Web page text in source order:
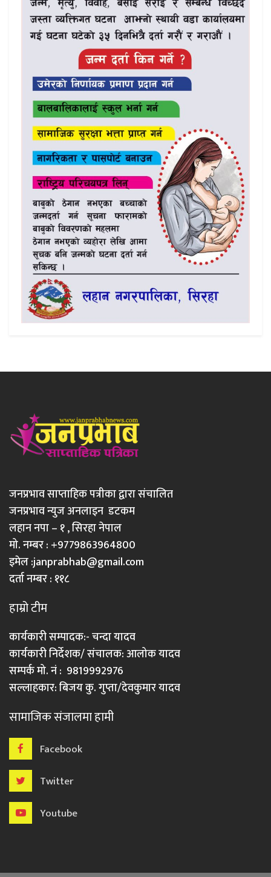
जनप्रभाव साप्ताहिक पत्रीका द्वारा संचालित
जनप्रभाव न्युज अनलाइन डटकम
लहान नपा – १ , सिरहा नेपाल
मो. नम्बर : +9779863964800
इमेल :janprabhab@gmail.com
दर्ता नम्बर : ११८
हाम्रो टीम
कार्यकारी सम्पादक:- चन्दा यादव
कार्यकारी निर्देशक/ संचालक: आलोक यादव
सम्पर्क मो. नं : 9819992976
सल्लाहकार: बिजय कु. गुप्ता/देवकुमार यादव
सामाजिक संजालमा हामी
Facebook
Twitter
Youtube